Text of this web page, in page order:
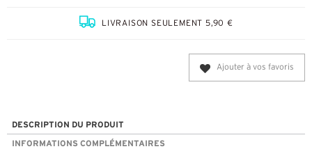
LIVRAISON SEULEMENT 5,90 €
Ajouter à vos favoris
DESCRIPTION DU PRODUIT
INFORMATIONS COMPLÉMENTAIRES